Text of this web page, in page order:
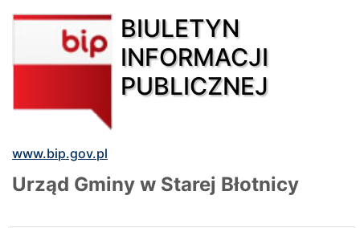
BIULETYN
INFORMACJI
PUBLICZNEJ
www.bip.gov.pl
Urząd Gminy w Starej Błotnicy